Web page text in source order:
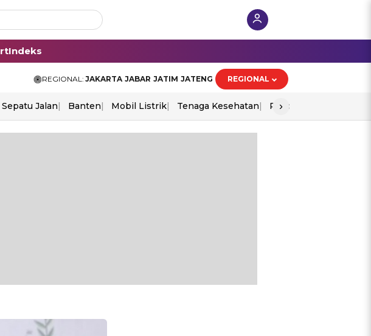
Indeks
REGIONAL: JAKARTA JABAR JATIM JATENG REGIONAL
Sepatu Jalan Banten Mobil Listrik Tenaga Kesehatan Piala Aff 2026
›